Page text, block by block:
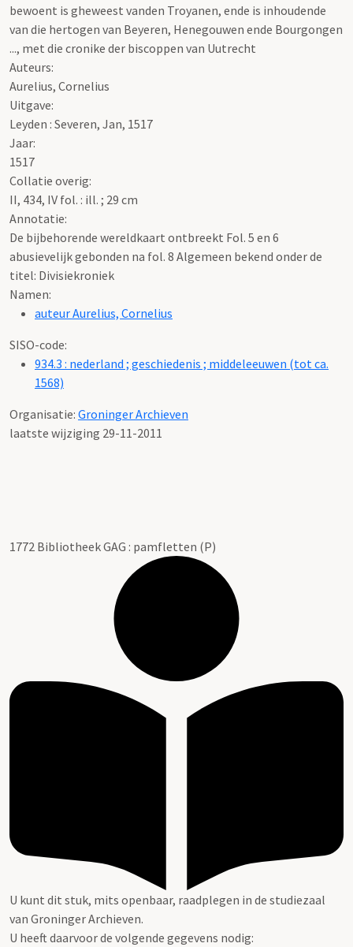
bewoent is gheweest vanden Troyanen, ende is inhoudende
van die hertogen van Beyeren, Henegouwen ende Bourgongen
..., met die cronike der biscoppen van Uutrecht
Auteurs:
Aurelius, Cornelius
Uitgave:
Leyden : Severen, Jan, 1517
Jaar:
1517
Collatie overig:
II, 434, IV fol. : ill. ; 29 cm
Annotatie:
De bijbehorende wereldkaart ontbreekt Fol. 5 en 6
abusievelijk gebonden na fol. 8 Algemeen bekend onder de
titel: Divisiekroniek
Namen:
auteur Aurelius, Cornelius
SISO-code:
934.3 : nederland ; geschiedenis ; middeleeuwen (tot ca.
1568)
Organisatie: Groninger Archieven
laatste wijziging 29-11-2011
1772 Bibliotheek GAG : pamfletten (P)
U kunt dit stuk, mits openbaar, raadplegen in de studiezaal
van Groninger Archieven.
U heeft daarvoor de volgende gegevens nodig: